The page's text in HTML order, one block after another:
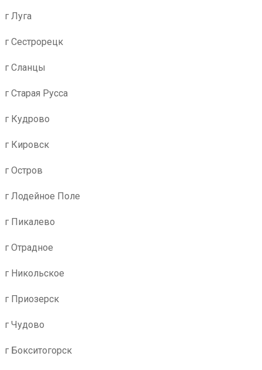
г Луга
г Сестрорецк
г Сланцы
г Старая Русса
г Кудрово
г Кировск
г Остров
г Лодейное Поле
г Пикалево
г Отрадное
г Никольское
г Приозерск
г Чудово
г Бокситогорск